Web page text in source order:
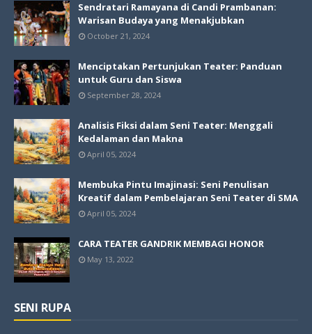
Sendratari Ramayana di Candi Prambanan:
Warisan Budaya yang Menakjubkan
October 21, 2024
Menciptakan Pertunjukan Teater: Panduan
untuk Guru dan Siswa
September 28, 2024
Analisis Fiksi dalam Seni Teater: Menggali
Kedalaman dan Makna
April 05, 2024
Membuka Pintu Imajinasi: Seni Penulisan
Kreatif dalam Pembelajaran Seni Teater di SMA
April 05, 2024
CARA TEATER GANDRIK MEMBAGI HONOR
May 13, 2022
SENI RUPA